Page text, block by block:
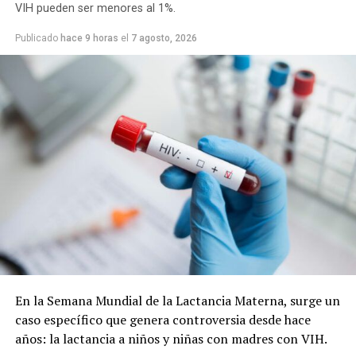
Cabe recordar que la refuncionalización del Mercado
Municipal incluye modificaciones en la plaza, a fin de
lograr una mancomunión entre los dos espacios y que el
La nota que presentaron los vecinos:
VIH pueden ser menores al 1%.
Publicado hace 9 horas el 7 agosto, 2026
En la Semana Mundial de la Lactancia Materna, surge un
caso específico que genera controversia desde hace
años: la lactancia a niños y niñas con madres con VIH.